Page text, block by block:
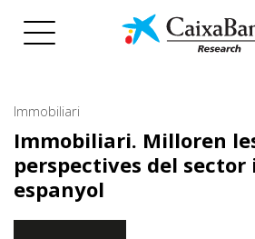
Immobiliari
Immobiliari. Milloren
perspectives del
espanyol